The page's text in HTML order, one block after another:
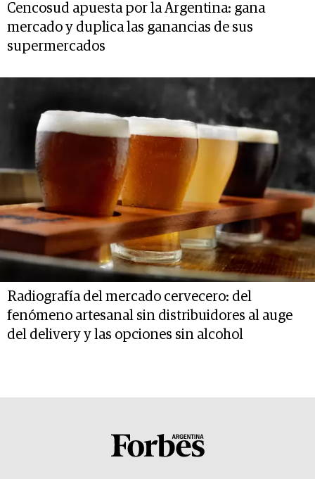
Cencosud apuesta por la Argentina: gana
mercado y duplica las ganancias de sus
supermercados
Radiografía del mercado cervecero: del
fenómeno artesanal sin distribuidores al auge
del delivery y las opciones sin alcohol